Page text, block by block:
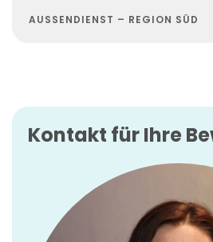
AUSSENDIENST – REGION SÜD
Kontakt für Ihre